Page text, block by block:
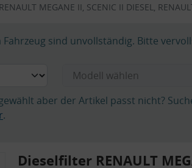
MEGANE II, SCENIC II DIESEL,
Fahrzeug sind unvollständig. Bitte
aber der Artikel passt nicht?
.
Dieselfilter RENAULT